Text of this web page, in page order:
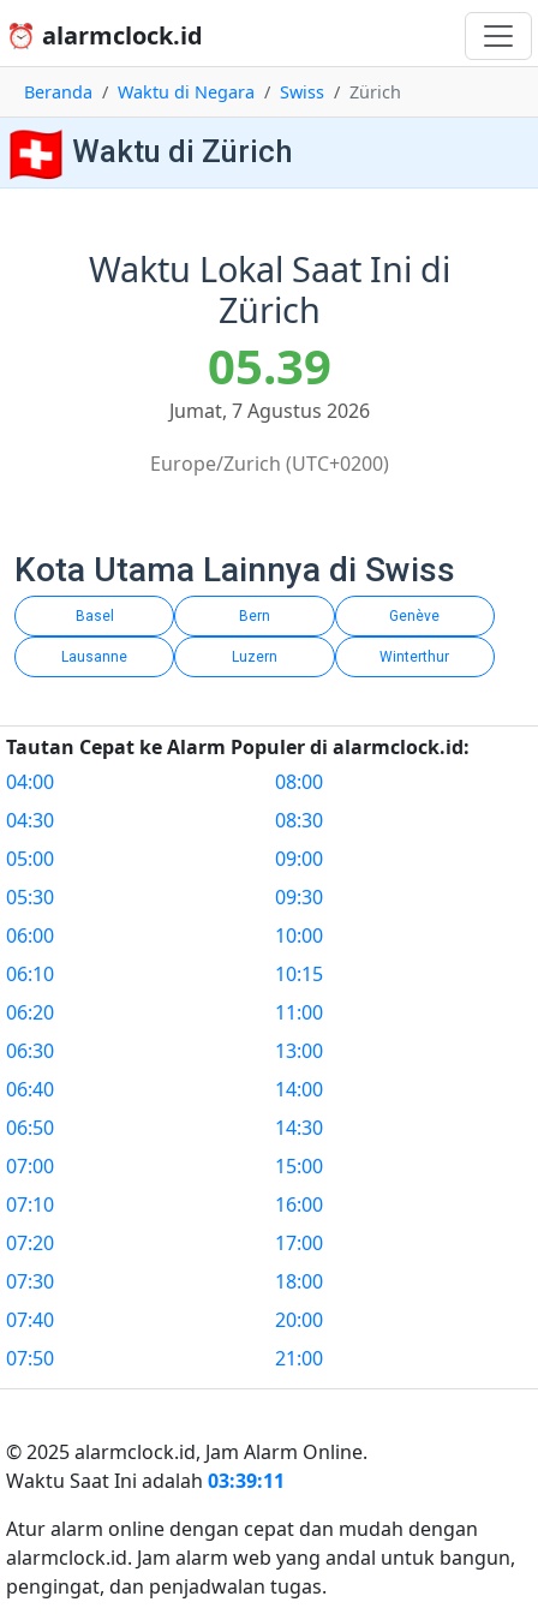
⏰ alarmclock.id
Beranda Waktu di Negara Swiss Zürich
🇨🇭 Waktu di Zürich
Waktu Lokal Saat Ini di
Zürich
05.39
Jumat, 7 Agustus 2026
Europe/Zurich (UTC+0200)
Kota Utama Lainnya di Swiss
Basel Bern Genève
Lausanne Luzern Winterthur
Tautan Cepat ke Alarm Populer di alarmclock.id:
04:00
04:30
05:00
05:30
06:00
06:10
06:20
06:30
06:40
06:50
07:00
07:10
07:20
07:30
07:40
07:50
08:00
08:30
09:00
09:30
10:00
10:15
11:00
13:00
14:00
14:30
15:00
16:00
17:00
18:00
20:00
21:00
© 2025 alarmclock.id, Jam Alarm Online.
Waktu Saat Ini adalah 03:39:11
Atur alarm online dengan cepat dan mudah dengan
alarmclock.id. Jam alarm web yang andal untuk bangun,
pengingat, dan penjadwalan tugas.